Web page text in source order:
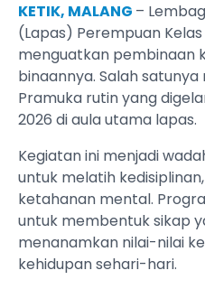
KETIK, MALANG –
(Lapas) Perempuan
menguatkan pembinaan
binaannya. Salah
Pramuka rutin yang
2026 di aula utama lapas.
Kegiatan ini menjadi
untuk melatih
ketahanan mental.
untuk membentuk sikap
menanamkan nilai-nilai
kehidupan sehari-hari.